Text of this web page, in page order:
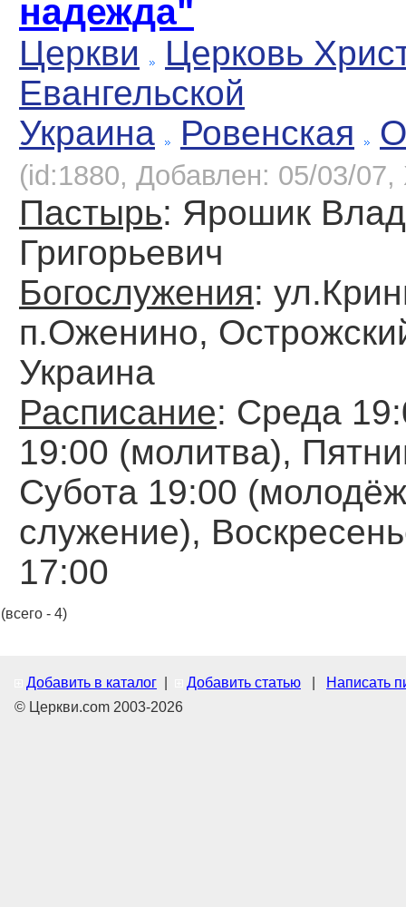
надежда"
Церкви
Церковь
Евангельской
Украина
Ровенская
(id:1880, Добавлен: 05/03/07,
Пастырь: Ярошик
Григорьевич
Богослужения:
п.Оженино,
Украина
Расписание: Среда
19:00 (молитва),
Субота 19:00
служение),
17:00
(всего - 4)
Добавить в каталог Добавить статью
Написать
© Церкви.com 2003-2026